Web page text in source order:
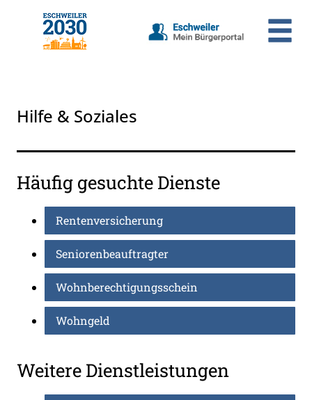
Zum Hauptinhalt springen
Hilfe & Soziales
Häufig gesuchte Dienste
Rentenversicherung
Seniorenbeauftragter
Wohnberechtigungsschein
Wohngeld
Weitere Dienstleistungen